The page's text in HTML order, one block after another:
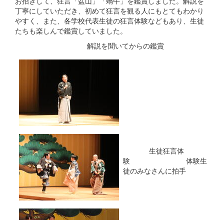
丁寧にしていただき、初めて狂言を観る人にもとてもわかり
やすく、また、各学校代表生徒の狂言体験などもあり、生徒
たちも楽しんで鑑賞していました。
解説を聞いてからの鑑賞
生徒狂言体
験 体験生
徒のみなさんに拍手